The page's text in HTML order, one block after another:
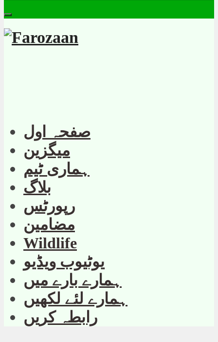
صفحہ اول
میگزین
ہماری ٹیم
بلاگ
رپورٹس
مضامین
Wildlife
یوٹیوب ویڈیو
ہمارے بارے میں
ہمارے لئے لکھیں
رابطہ کریں